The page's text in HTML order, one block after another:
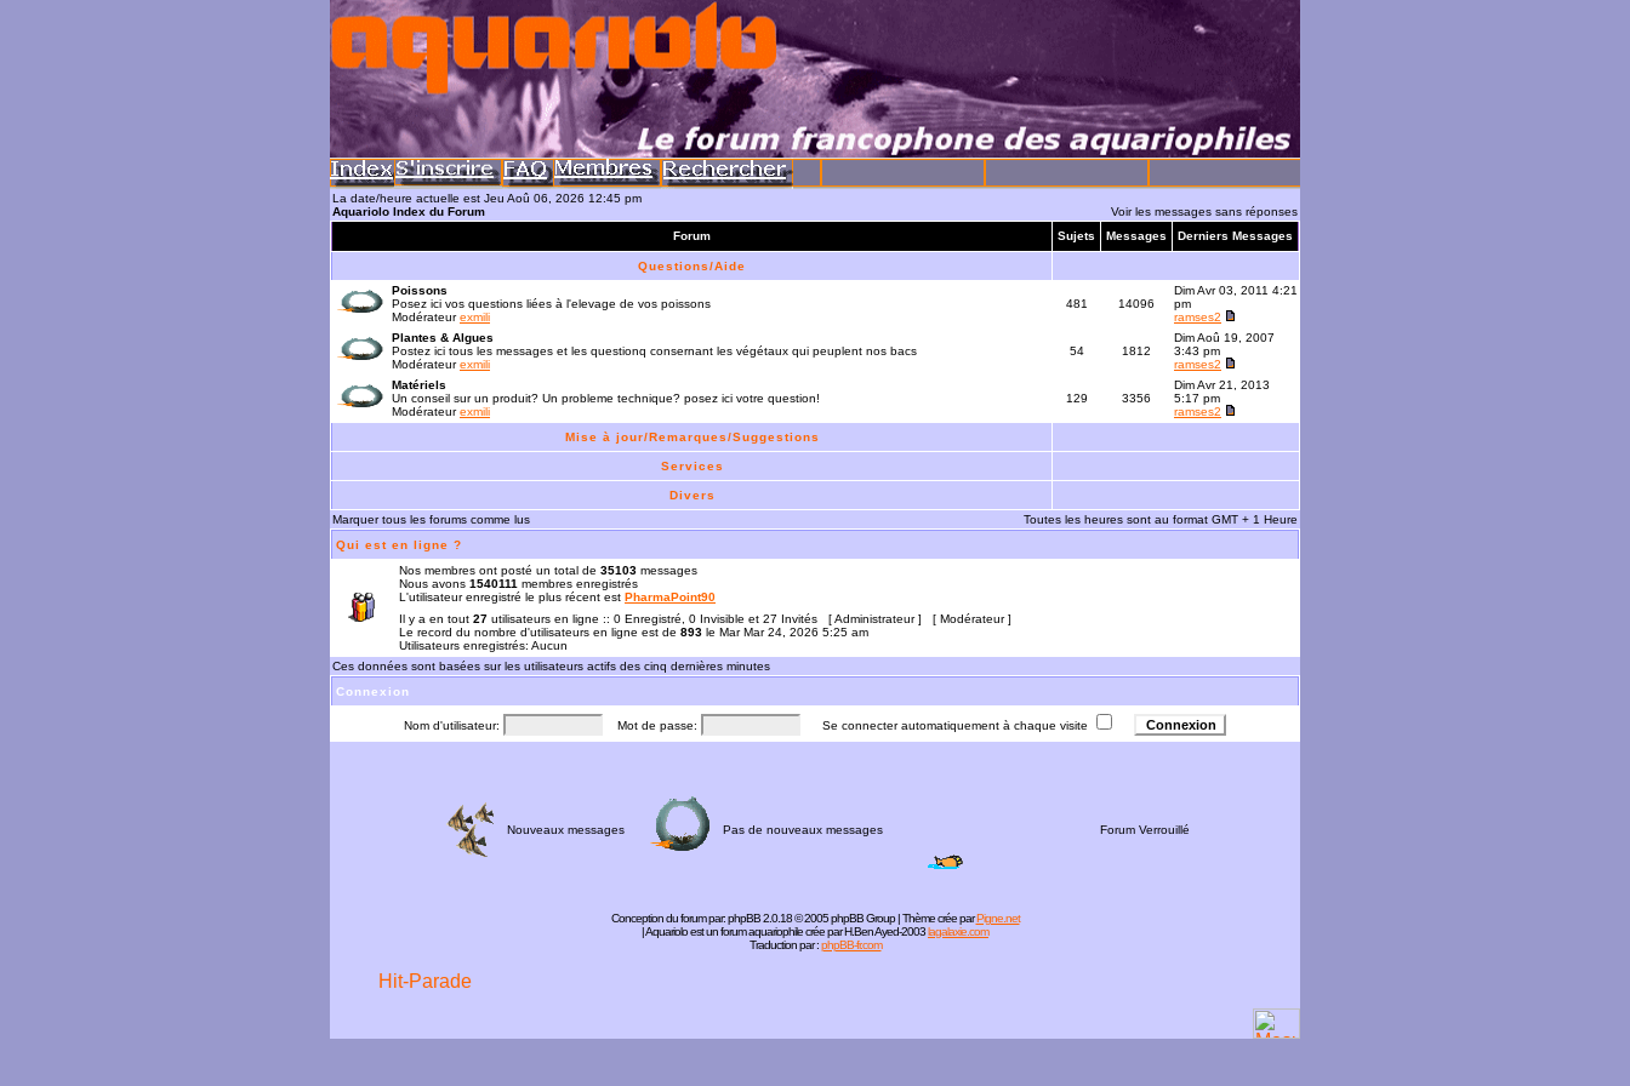
La date/heure actuelle est Jeu Aoû 06, 2026 12:45 pm
Aquariolo Index du Forum
Voir les messages sans réponses
Forum
Sujets Messages Derniers Messages
Questions/Aide
Poissons
Posez ici vos questions liées à l'elevage de vos poissons
Modérateurexmili
481 14096
Dim Avr 03, 2011 4:21
pm
ramses2
Plantes & Algues
Postez ici tous les messages et les questionq consernant les végétaux qui peuplent nos bacs
Modérateurexmili
54 1812
Dim Aoû 19, 2007
3:43 pm
ramses2
Matériels
Un conseil sur un produit? Un probleme technique? posez ici votre question!
Modérateurexmili
129 3356
Dim Avr 21, 2013
5:17 pm
ramses2
Mise à jour/Remarques/Suggestions
Services
Divers
Marquer tous les forums comme lus
Toutes les heures sont au format GMT + 1 Heure
Qui est en ligne ?
Nos membres ont posté un total de 35103 messages
Nous avons 1540111 membres enregistrés
L'utilisateur enregistré le plus récent est PharmaPoint90
Il y a en tout 27 utilisateurs en ligne :: 0 Enregistré, 0 Invisible et 27 Invités [Administrateur] [ Modérateur]
Le record du nombre d'utilisateurs en ligne est de 893 le Mar Mar 24, 2026 5:25 am
Utilisateurs enregistrés: Aucun
Ces données sont basées sur les utilisateurs actifs des cinq dernières minutes
Connexion
Nom d'utilisateur: Mot de passe: Se connecter automatiquement à chaque visite
Nouveaux messages Pas de nouveaux messages Forum Verrouillé
Conception du forum par:phpBB2.0.18 © 2005 phpBB Group | Thème crée parPigne.net
| Aquariolo est un forum aquariophile crée par H.Ben Ayed-2003lagalaxie.com
Traduction par :phpBB-fr.com